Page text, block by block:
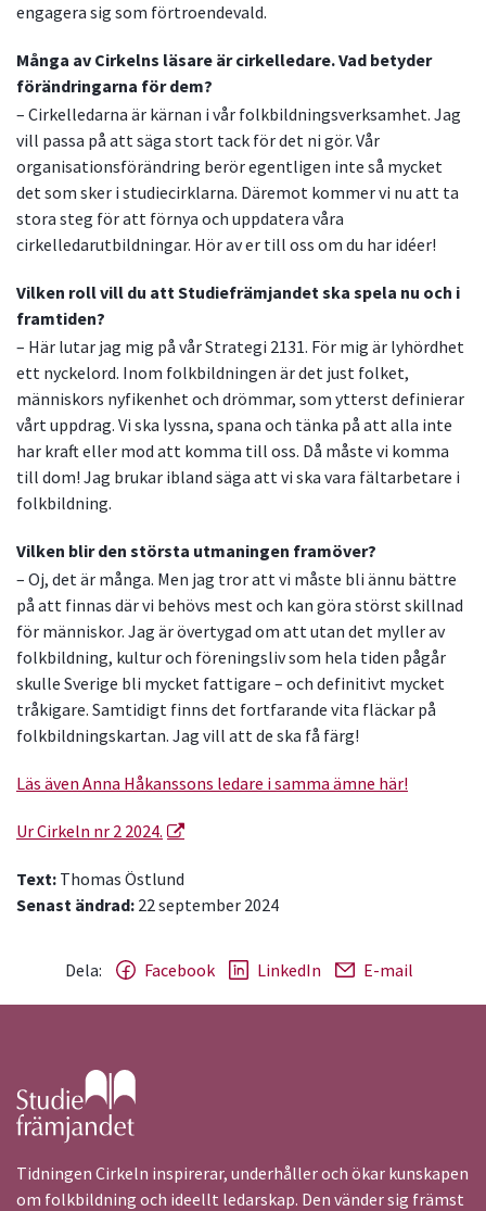
engagera sig som förtroendevald.
Många av Cirkelns läsare är cirkelledare. Vad betyder
förändringarna för dem?
– Cirkelledarna är kärnan i vår folkbildningsverksamhet. Jag
vill passa på att säga stort tack för det ni gör. Vår
organisationsförändring berör egentligen inte så mycket
det som sker i studiecirklarna. Däremot kommer vi nu att ta
stora steg för att förnya och uppdatera våra
cirkelledarutbildningar. Hör av er till oss om du har idéer!
Vilken roll vill du att Studiefrämjandet ska spela nu och i
framtiden?
– Här lutar jag mig på vår Strategi 2131. För mig är lyhördhet
ett nyckelord. Inom folkbildningen är det just folket,
människors nyfikenhet och drömmar, som ytterst definierar
vårt uppdrag. Vi ska lyssna, spana och tänka på att alla inte
har kraft eller mod att komma till oss. Då måste vi komma
till dom! Jag brukar ibland säga att vi ska vara fältarbetare i
folkbildning.
Vilken blir den största utmaningen framöver?
– Oj, det är många. Men jag tror att vi måste bli ännu bättre
på att finnas där vi behövs mest och kan göra störst skillnad
för människor. Jag är övertygad om att utan det myller av
folkbildning, kultur och föreningsliv som hela tiden pågår
skulle Sverige bli mycket fattigare – och definitivt mycket
tråkigare. Samtidigt finns det fortfarande vita fläckar på
folkbildningskartan. Jag vill att de ska få färg!
Läs även Anna Håkanssons ledare i samma ämne här!
Ur Cirkeln nr 2 2024.
Text: Thomas Östlund
Senast ändrad: 22 september 2024
Dela: Facebook LinkedIn E-mail
Gå till studiefrämjandets startsida
Tidningen Cirkeln inspirerar, underhåller och ökar kunskapen
om folkbildning och ideellt ledarskap. Den vänder sig främst